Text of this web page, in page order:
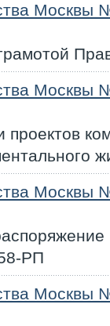
Москвы
Москвы
Москвы
РП
Москвы